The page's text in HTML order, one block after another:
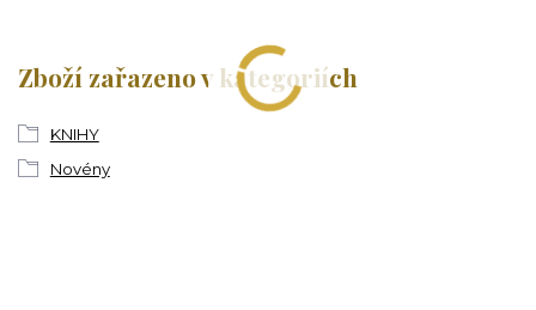
Zboží zařazeno v kategoriích
KNIHY
Novény